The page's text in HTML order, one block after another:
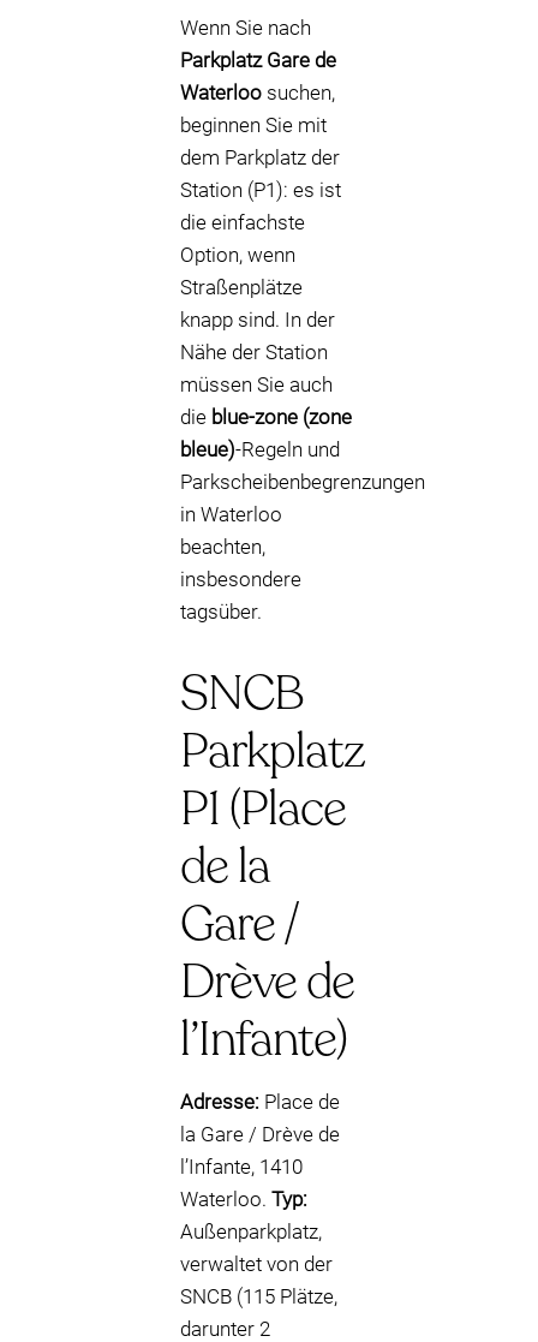
Wenn Sie nach
Parkplatz Gare de
Waterloo suchen,
beginnen Sie mit
dem Parkplatz der
Station (P1): es ist
die einfachste
Option, wenn
Straßenplätze
knapp sind. In der
Nähe der Station
müssen Sie auch
die blue-zone (zone
bleue)-Regeln und
Parkscheibenbegrenzungen
in Waterloo
beachten,
insbesondere
tagsüber.
SNCB
Parkplatz
P1 (Place
de la
Gare /
Drève de
l’Infante)
Adresse: Place de
la Gare / Drève de
l’Infante, 1410
Waterloo. Typ:
Außenparkplatz,
verwaltet von der
SNCB (115 Plätze,
darunter 2